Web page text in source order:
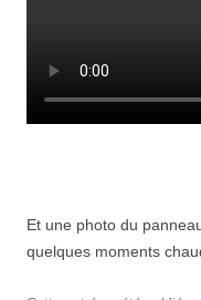
Et une photo du
quelques moments